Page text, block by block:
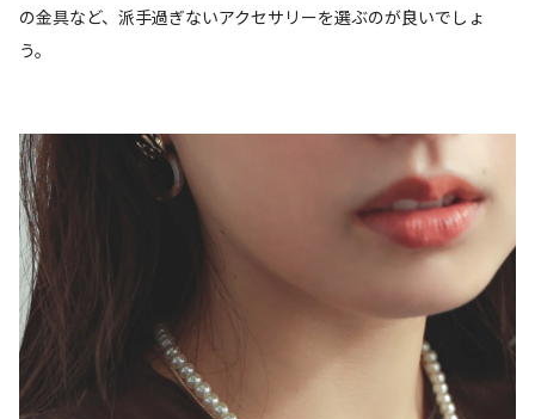
の金具など、派手過ぎないアクセサリーを選ぶのが良いでしょ
う。